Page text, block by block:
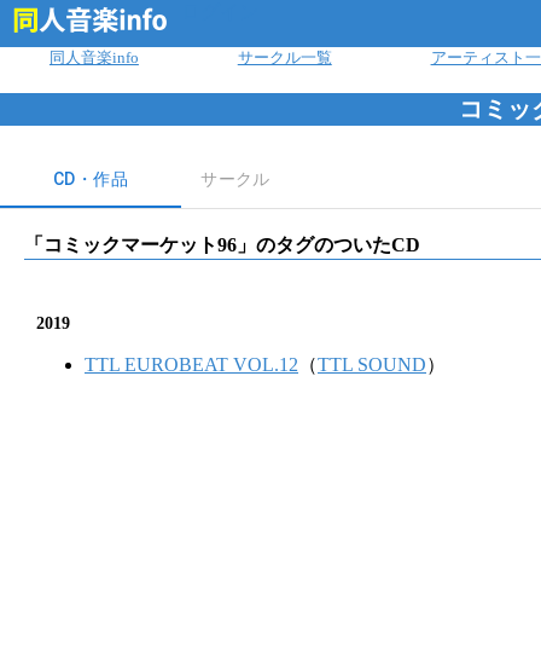
同人音楽info サークル一覧 アーティスト
コミッ
CD・作品 サークル
「 コミックマーケット96 」のタグのついたCD
2019
TTL EUROBEAT VOL.12 （TTL SOUND）